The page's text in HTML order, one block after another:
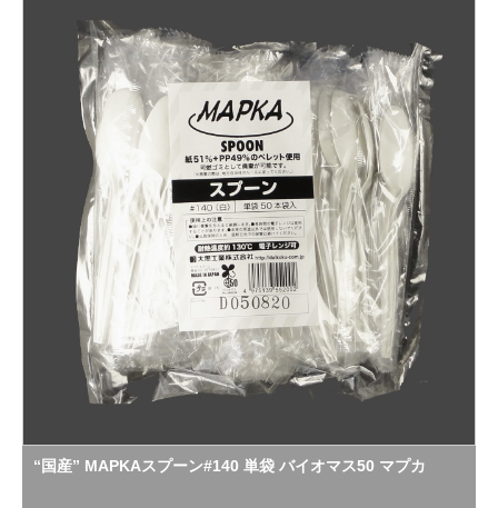
“国産” MAPKAスプーン#140 単袋 バイオマス50 マプカ